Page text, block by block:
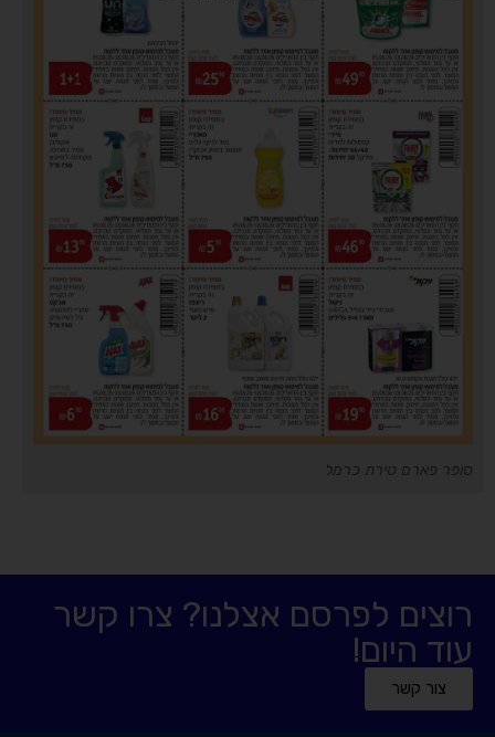
סופר פארם טירת כרמל
רוצים לפרסם אצלנו? צרו קשר
עוד היום!
צור קשר